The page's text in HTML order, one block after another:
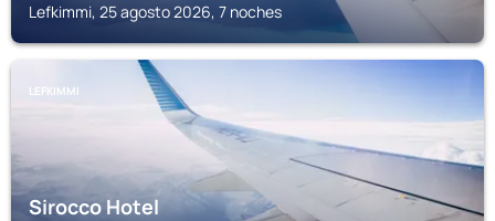
Lefkimmi, 25 agosto 2026, 7 noches
LEFKIMMI
Sirocco Hotel